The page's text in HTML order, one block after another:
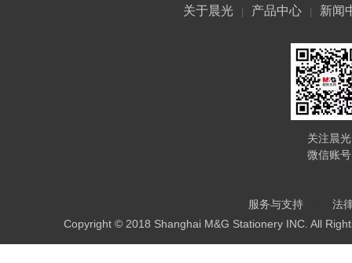
关于晨光 产品中心 新闻
关注晨光
微信账号
服务与支持
法
Copyright © 2018 Shanghai M&G Stationery INC. All